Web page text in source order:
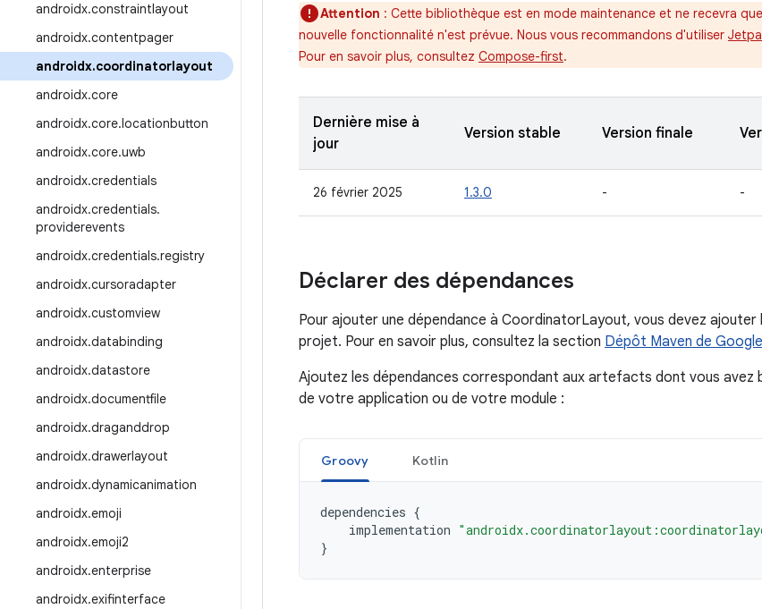
androidx.constraintlayout
androidx.contentpager
androidx.coordinatorlayout
androidx.core
androidx.core.locationbutton
androidx.core.uwb
androidx.credentials
androidx.credentials.
providerevents
androidx.credentials.registry
androidx.cursoradapter
androidx.customview
androidx.databinding
androidx.datastore
androidx.documentfile
androidx.draganddrop
androidx.drawerlayout
androidx.dynamicanimation
androidx.emoji
androidx.emoji2
androidx.enterprise
androidx.exifinterface
Attention : Cette bibliothèque est en mode maintenance et ne recevra
nouvelle fonctionnalité n'est prévue. Nous vous recommandons d'utiliser
Pour en savoir plus, consultez Compose-first.
Dernière mise à
jour
Version stable Version finale
26 février 2025 1.3.0 - -
Déclarer des dépendances
Pour ajouter une dépendance à CoordinatorLayout, vous devez
projet. Pour en savoir plus, consultez la section Dépôt Maven de Google
Ajoutez les dépendances correspondant aux artefacts dont vous avez
de votre application ou de votre module :
Groovy Kotlin
dependencies {
implementation
}